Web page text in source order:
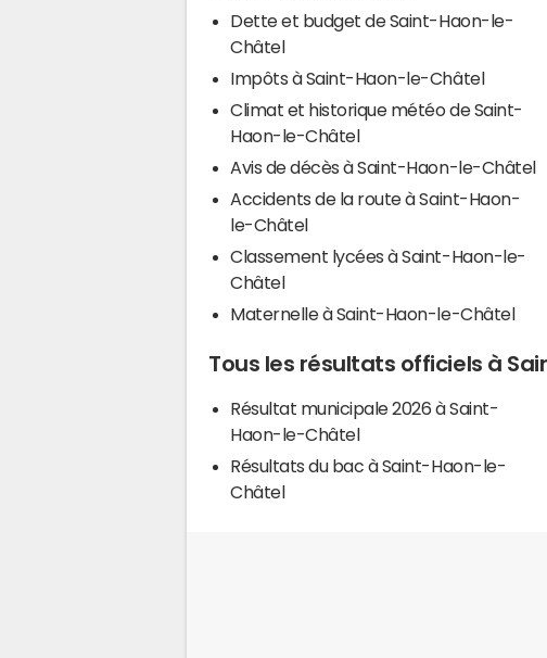
Dette et budget de Saint-Haon-le-
Châtel
Impôts à Saint-Haon-le-Châtel
Climat et historique météo de Saint-
Haon-le-Châtel
Avis de décès à Saint-Haon-le-Châtel
Accidents de la route à Saint-Haon-
le-Châtel
Classement lycées à Saint-Haon-le-
Châtel
Maternelle à Saint-Haon-le-Châtel
Tous les résultats officiels à
Résultat municipale 2026 à Saint-
Haon-le-Châtel
Résultats du bac à Saint-Haon-le-
Châtel